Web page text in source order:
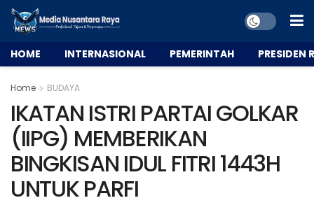
HOME INTERNASIONAL PEMERINTAH PRESIDEN
Home BUDAYA
IKATAN ISTRI PARTAI GOLKAR
(IIPG) MEMBERIKAN
BINGKISAN IDUL FITRI 1443H
UNTUK PARFI